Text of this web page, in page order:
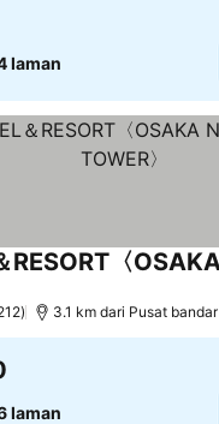
laman
3.1 km dari Pusat bandar
laman